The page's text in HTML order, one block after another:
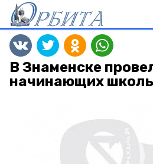
В Знаменске
начинающих